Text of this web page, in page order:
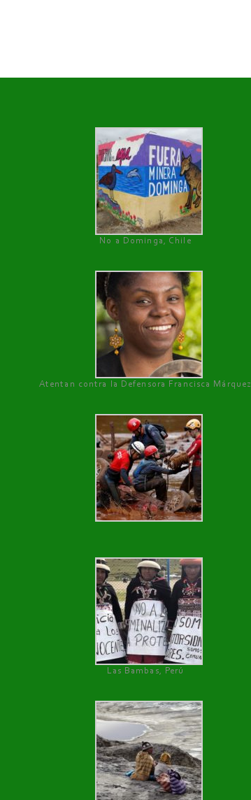
No a Dominga, Chile
Atentan contra la Defensora Francisca Márquez
Las Bambas, Perú